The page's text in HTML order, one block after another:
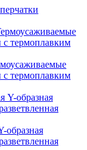
с термоплавким
образная